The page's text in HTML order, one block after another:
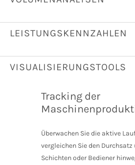
LEISTUNGSKENNZAHLEN
VISUALISIERUNGSTOOLS
Tracking der
Überwachen Sie die aktive
vergleichen Sie den Durchsatz
Schichten oder Bediener